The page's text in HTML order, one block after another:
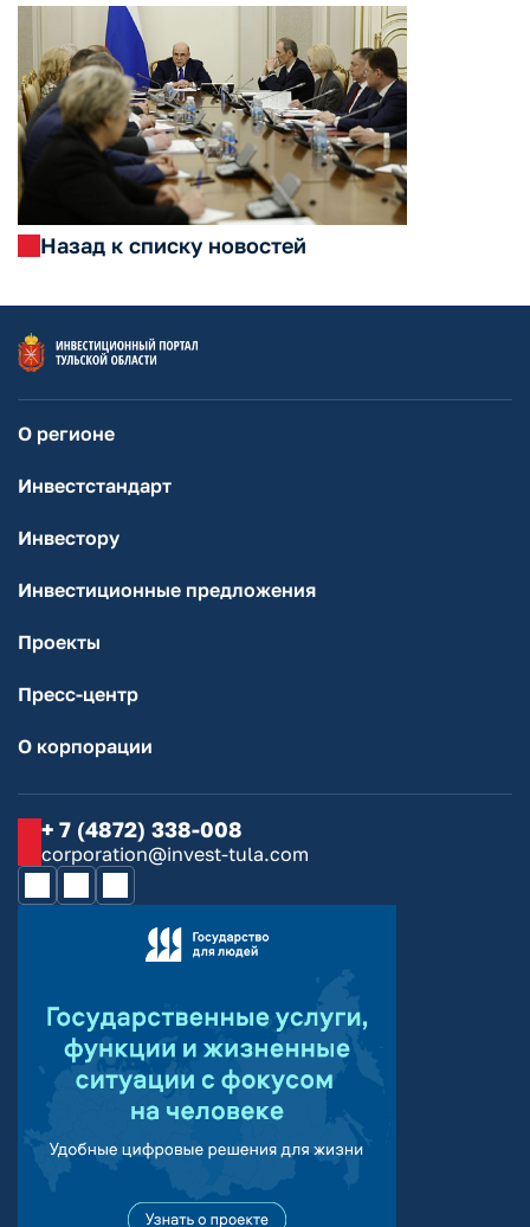
Назад к списку новостей
О регионе
Инвестстандарт
Инвестору
Инвестиционные предложения
Проекты
Пресс-центр
О корпорации
+ 7 (4872) 338-008
corporation@invest-tula.com